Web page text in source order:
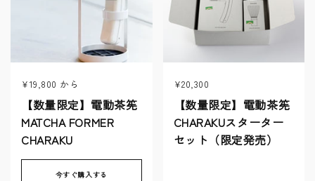
¥19,800 から
【数量限定】電動茶筅
MATCHA FORMER
CHARAKU
今すぐ購入する
¥20,300
【数量限定】電動茶筅
CHARAKUスターター
セット（限定発売）